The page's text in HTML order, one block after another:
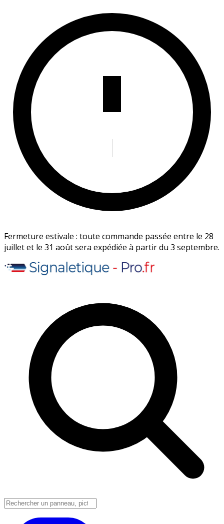
Fermeture estivale : toute commande passée entre le 28
juillet et le 31 août sera expédiée à partir du 3 septembre.